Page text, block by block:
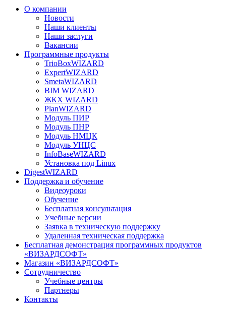
О компании
Новости
Наши клиенты
Наши заслуги
Вакансии
Программные продукты
TrioBoxWIZARD
ExpertWIZARD
SmetaWIZARD
BIM WIZARD
ЖКХ WIZARD
PlanWIZARD
Модуль ПИР
Модуль ПНР
Модуль НМЦК
Модуль УНЦС
InfoBaseWIZARD
Установка под Linux
DigestWIZARD
Поддержка и обучение
Видеоуроки
Обучение
Бесплатная консультация
Учебные версии
Заявка в техническую поддержку
Удаленная техническая поддержка
Бесплатная демонстрация программных продуктов
«ВИЗАРДСОФТ»
Магазин «ВИЗАРДСОФТ»
Сотрудничество
Учебные центры
Партнеры
Контакты